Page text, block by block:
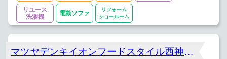
リユース
洗濯機
電動ソファ
リフォーム
ショールーム
マツヤデンキイオンフードスタイル西神中央店